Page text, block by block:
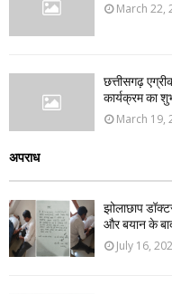
March 22,
छत्तीसगढ़
कार्यक्रम का
March 19,
अपराध
झोलाछाप
और बयान के
July 16,